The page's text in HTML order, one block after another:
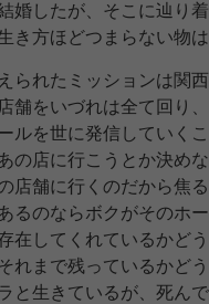
婚したが、そこに辿り
き方ほどつまらない物は
られたミッションは関
舗をいづれは全て回り
ルを世に発信していくこ
の店に行こうとか決め
店舗に行くのだから焦る
るのならボクがそのホ
在してくれているかど
れまで残っているかどう
と生きているが、死ん